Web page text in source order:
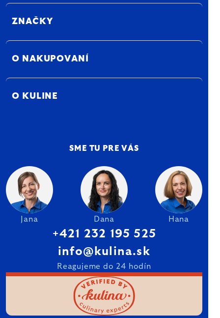
ZNAČKY
O NAKUPOVANÍ
O KULINE
SME TU PRE VÁS
Jana Dana Hana
+421 232 195 525
info@kulina.sk
Reagujeme do 24 hodín